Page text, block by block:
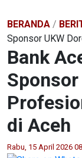
BERANDA /
Sponsor UKW
Bank
di Aceh
Rabu, 15 April 2026